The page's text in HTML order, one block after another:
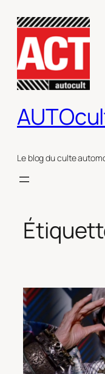
contenu
Le blog du culte